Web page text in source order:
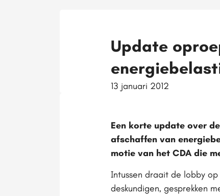
Update
13 januari 2012
Een korte update over
afschaffen van
motie van het CDA die
Intussen draait de lobby
deskundigen, gesprekken